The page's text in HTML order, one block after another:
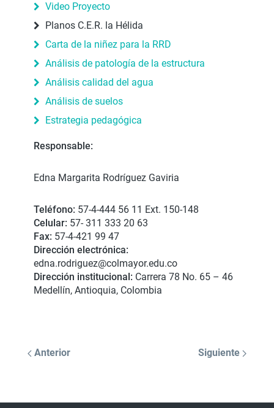
Video Proyecto
Planos C.E.R. la Hélida
Carta de la niñez para la RRD
Análisis de patología de la estructura
Análisis calidad del agua
Análisis de suelos
Estrategia pedagógica
Responsable:
Edna Margarita Rodríguez Gaviria
Teléfono: 57-4-444 56 11 Ext. 150-148
Celular: 57- 311 333 20 63
Fax: 57-4-421 99 47
Dirección electrónica:
edna.rodriguez@colmayor.edu.co
Dirección institucional: Carrera 78 No. 65 – 46
Medellín, Antioquia, Colombia
Anterior Siguiente